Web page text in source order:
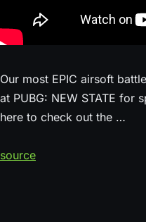
Our most EPIC airsoft
at PUBG: NEW STATE for
here to check out the …
source